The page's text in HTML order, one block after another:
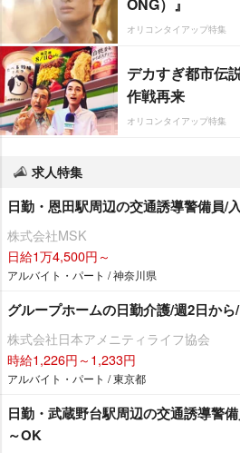
オリコンタイアップ特集
デカすぎ都市伝
作戦再来
オリコンタイアップ特集
求人特集
日勤・恩田駅周辺の交通誘導警備員/
株式会社MSK
日給1万4,500円～
アルバイト・パート / 神奈川県
グループホームの日勤介護/週2日か
株式会社日本アメニティライフ協会
時給1,226円～1,233円
アルバイト・パート / 東京都
日勤・武蔵野台駅周辺の交通誘導警
～OK